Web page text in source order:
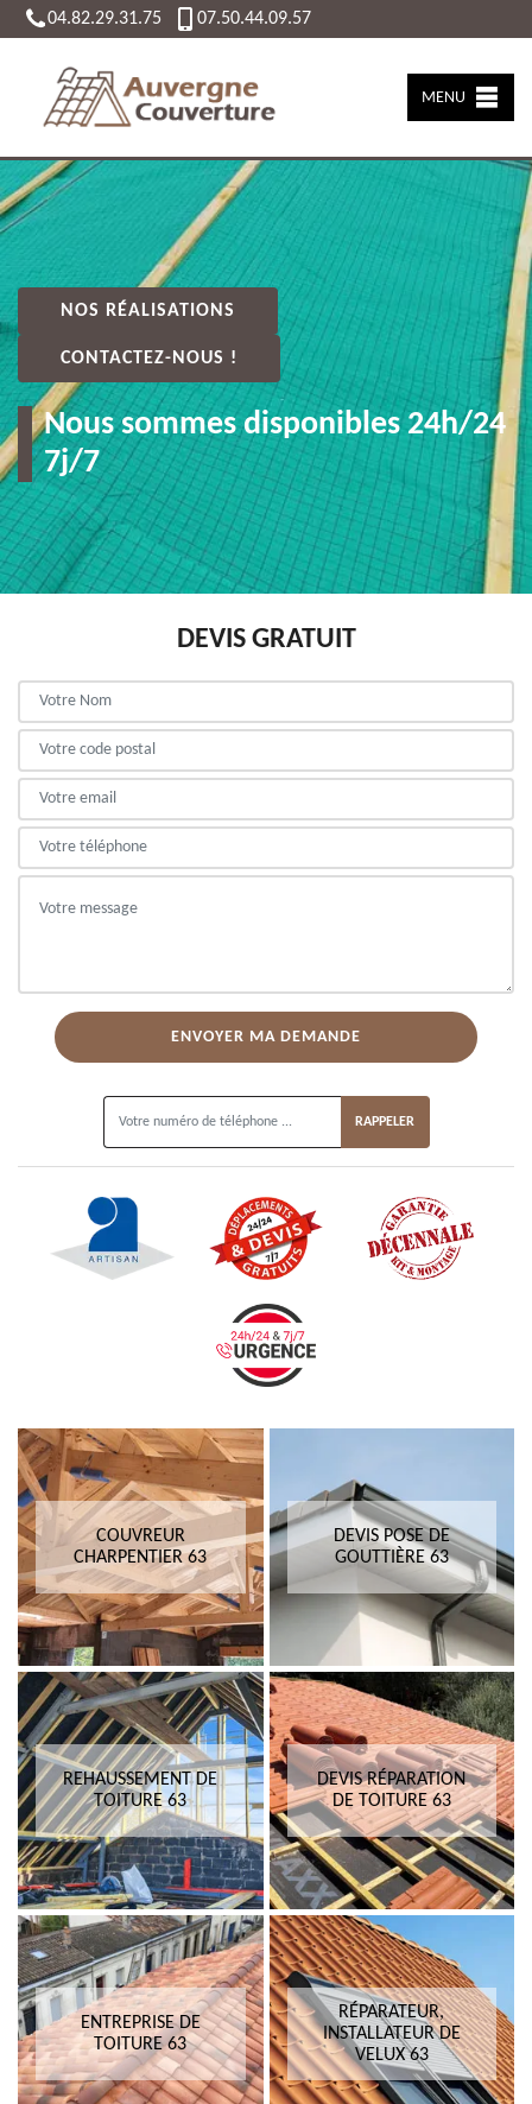
04.82.29.31.75 07.50.44.09.57
MENU
NOS RÉALISATIONS
CONTACTEZ-NOUS !
Nous sommes disponibles 24h/24
7j/7
DEVIS GRATUIT
COUVREUR
CHARPENTIER 63
DEVIS POSE DE
GOUTTIÈRE 63
REHAUSSEMENT DE
TOITURE 63
DEVIS RÉPARATION
DE TOITURE 63
ENTREPRISE DE
TOITURE 63
RÉPARATEUR,
INSTALLATEUR DE
VELUX 63